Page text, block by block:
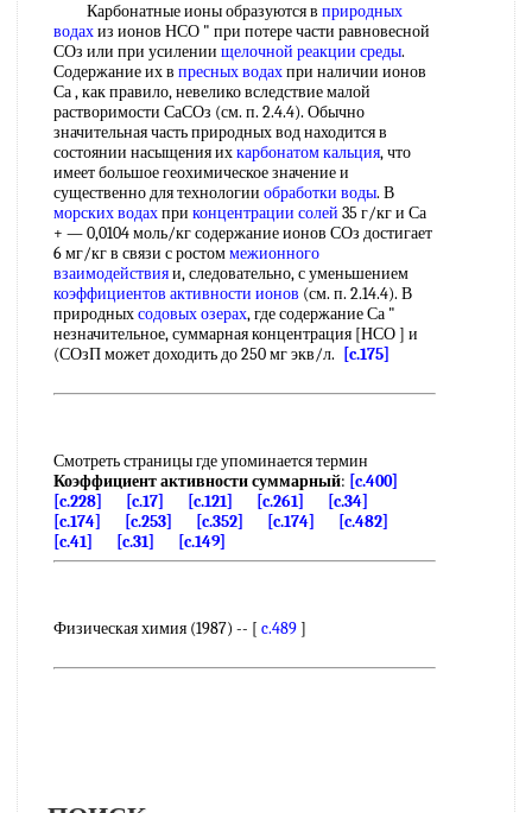
Карбонатные ионы образуются в природных
водахиз ионов НСО " при потере части равновесной
СОз или при усилении щелочной реакции среды.
Содержание их в пресных водахпри наличии ионов
Са , как правило, невелико вследствие малой
растворимости СаСОз (см. п. 2.4.4). Обычно
значительная часть природных вод находится в
состоянии насыщения ихкарбонатом кальция, что
имеет большое геохимическое значение и
существенно для технологии обработки воды. В
морских водахпри концентрации солей 35 г/кг и Са
+ — 0,0104 моль/кг содержание ионов СОз достигает
6 мг/кг в связи с ростоммежионного
взаимодействияи, следовательно, с уменьшением
коэффициентов активности ионов (см. п. 2.14.4). В
природныхсодовых озерах, где содержание Са "
незначительное, суммарная концентрация [НСО ] и
(СОзП может доходить до 250 мг экв/л.
[c.175]
Смотреть страницы где упоминается термин
Коэффициент активности суммарный: [c.400]
[c.228]
[c.17] [c.121] [c.261]
[c.34]
[c.174]
[c.253] [c.352] [c.174]
[c.482]
[c.41]
[c.31] [c.149]
Физическая химия (1987) -- [ c.489]